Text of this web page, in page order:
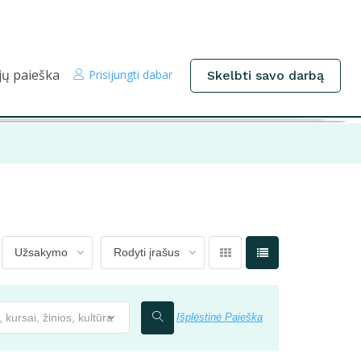
paieška Prisijungti dabar Skelbti savo darbą
kursai, žinios, kultūra Išplėstinė Paieška